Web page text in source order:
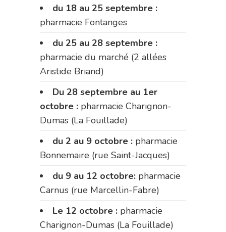
du 18 au 25 septembre :
pharmacie Fontanges
du 25 au 28 septembre :
pharmacie du marché (2 allées
Aristide Briand)
Du 28 septembre au 1er
octobre : pharmacie Charignon-
Dumas (La Fouillade)
du 2 au 9 octobre : pharmacie
Bonnemaire (rue Saint-Jacques)
du 9 au 12 octobre: pharmacie
Carnus (rue Marcellin-Fabre)
Le 12 octobre : pharmacie
Charignon-Dumas (La Fouillade)